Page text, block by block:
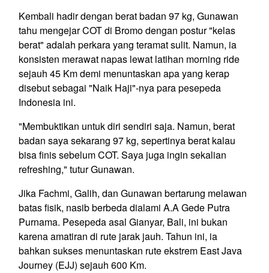
Kembali hadir dengan berat badan 97 kg, Gunawan
tahu mengejar COT di Bromo dengan postur "kelas
berat" adalah perkara yang teramat sulit. Namun, ia
konsisten merawat napas lewat latihan morning ride
sejauh 45 Km demi menuntaskan apa yang kerap
disebut sebagai "Naik Haji"-nya para pesepeda
Indonesia ini.
"Membuktikan untuk diri sendiri saja. Namun, berat
badan saya sekarang 97 kg, sepertinya berat kalau
bisa finis sebelum COT. Saya juga ingin sekalian
refreshing," tutur Gunawan.
Jika Fachmi, Galih, dan Gunawan bertarung melawan
batas fisik, nasib berbeda dialami A.A Gede Putra
Purnama. Pesepeda asal Gianyar, Bali, ini bukan
karena amatiran di rute jarak jauh. Tahun ini, ia
bahkan sukses menuntaskan rute ekstrem East Java
Journey (EJJ) sejauh 600 Km.